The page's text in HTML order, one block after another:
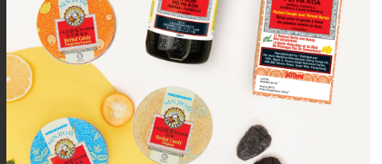
網站中包含的或通過任何此類網站獲得的內容或材料負責。
產品或服務的引用，都不是，也不應被解釋為京都念慈菴明
站的運營商提出。
免責聲明
本網站中的材料可能包含不準確或印刷錯誤。京都念慈菴對
引起的任何損失或損害概不負責。您有責任評估通過本網站